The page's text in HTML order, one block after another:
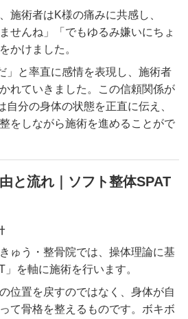
施術者はK様の痛みに共感し、
せんね」「でもゆるみ嫌いにちょ
かけました。
」と率直に感情を表現し、施術者
れていきました。この信頼関係が
自分の身体の状態を正直に伝え、
をしながら施術を進めることがで
と流れ｜ソフト整体SPAT
ゅう・整骨院では、操体理論に基
を軸に施術を行います。
位置を戻すのではなく、身体が自
て骨格を整えるものです。ボキボ